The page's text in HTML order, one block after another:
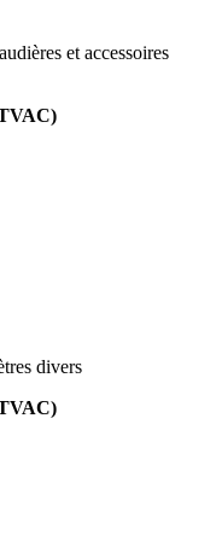
et accessoires
divers